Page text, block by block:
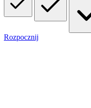
Rozpocznij